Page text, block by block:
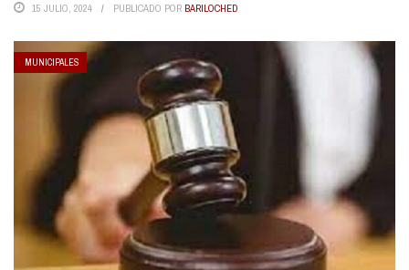
15 JULIO, 2024 PUBLICADO POR BARILOCHED
MUNICIPALES